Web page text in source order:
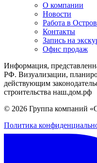
О компании
Новости
Работа в
Контакты
Запись на
Офис продаж
Информация,
РФ. Визуализации,
действующим
строительства наш.дом.рф
© 2026 Группа компаний
Политика